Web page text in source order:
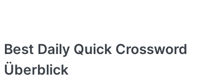
Best Daily Quick Crossword
Überblick